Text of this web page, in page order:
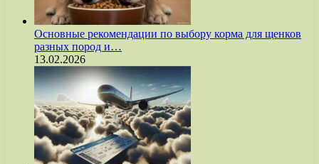
Основные рекомендации по выбору корма для щенков
разных пород и…
13.02.2026